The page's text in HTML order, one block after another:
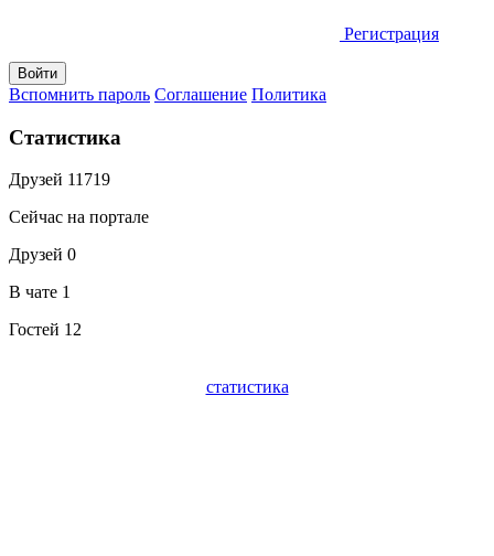
Регистрация
Вспомнить пароль Соглашение Политика
Статистика
Друзей 11719
Сейчас на портале
Друзей 0
В чате 1
Гостей 12
статистика